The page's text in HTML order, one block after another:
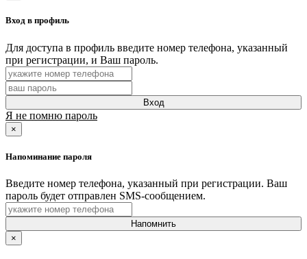
Вход в профиль
Для доступа в профиль введите номер телефона, указанный
при регистрации, и Ваш пароль.
Вход
Я не помню пароль
×
Напоминание пароля
Введите номер телефона, указанный при регистрации. Ваш
пароль будет отправлен SMS-сообщением.
Напомнить
×